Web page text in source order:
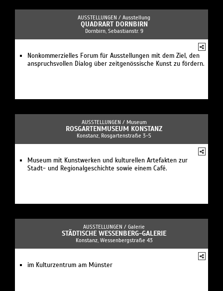
AUSSTELLUNGEN / Ausstellung
QUADRART DORNBIRN
Dornbirn, Sebastianstr. 9
Nonkommerzielles Forum für Ausstellungen mit dem Ziel, den
anspruchsvollen Dialog über zeitgenössische Kunst zu fördern.
AUSSTELLUNGEN / Museum
ROSGARTENMUSEUM KONSTANZ
Konstanz, Rosgartenstraße 3-5
Museum mit Kunstwerken und kulturellen Artefakten zur
Stadt- und Regionalgeschichte sowie einem Café.
AUSSTELLUNGEN / Galerie
STÄDTISCHE WESSENBERG-GALERIE
Konstanz, Wessenbergstraße 43
im Kulturzentrum am Münster